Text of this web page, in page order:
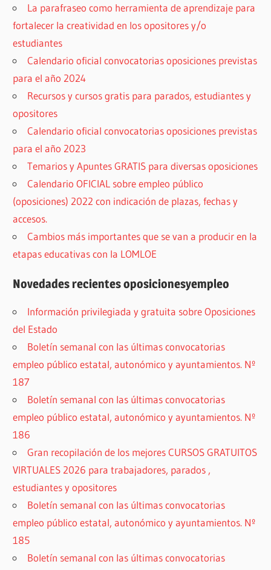
La parafraseo como herramienta de aprendizaje para
fortalecer la creatividad en los opositores y/o
estudiantes
Calendario oficial convocatorias oposiciones previstas
para el año 2024
Recursos y cursos gratis para parados, estudiantes y
opositores
Calendario oficial convocatorias oposiciones previstas
para el año 2023
Temarios y Apuntes GRATIS para diversas oposiciones
Calendario OFICIAL sobre empleo público
(oposiciones) 2022 con indicación de plazas, fechas y
accesos.
Cambios más importantes que se van a producir en la
etapas educativas con la LOMLOE
Novedades recientes oposicionesyempleo
Información privilegiada y gratuita sobre Oposiciones
del Estado
Boletín semanal con las últimas convocatorias
empleo público estatal, autonómico y ayuntamientos. Nº
187
Boletín semanal con las últimas convocatorias
empleo público estatal, autonómico y ayuntamientos. Nº
186
Gran recopilación de los mejores CURSOS GRATUITOS
VIRTUALES 2026 para trabajadores, parados ,
estudiantes y opositores
Boletín semanal con las últimas convocatorias
empleo público estatal, autonómico y ayuntamientos. Nº
185
Boletín semanal con las últimas convocatorias